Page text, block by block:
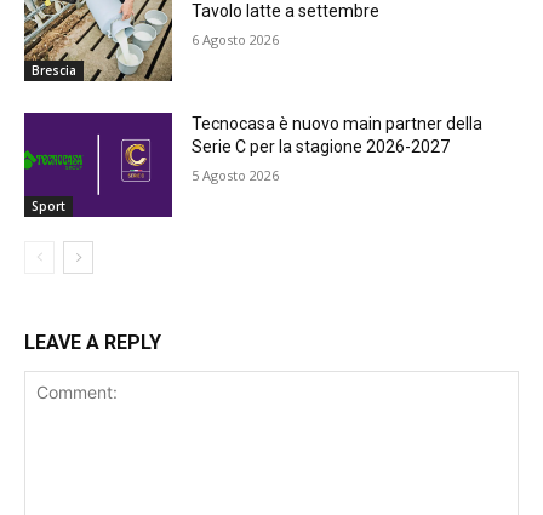
Brescia
Tavolo latte a settembre
6 Agosto 2026
Sport
Tecnocasa è nuovo main partner della
Serie C per la stagione 2026-2027
5 Agosto 2026
LEAVE A REPLY